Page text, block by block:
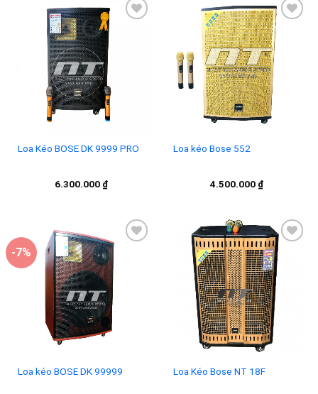
Loa Kéo BOSE DK 9999 PRO
6.300.000 ₫
Add to
wishlist
Loa kéo Bose 552
4.500.000 ₫
-7%
Loa kéo BOSE DK 99999
Add to
wishlist
Loa Kéo Bose NT 18F